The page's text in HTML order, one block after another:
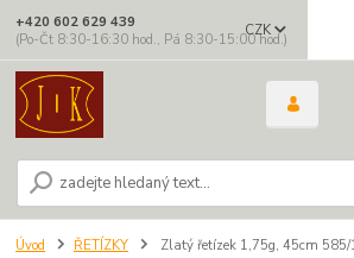
CZK
+420 602 629 439
(Po-Čt 8:30-16:30 hod., Pá 8:30-15:00 hod.)
Úvod ŘETÍZKY Zlatý řetízek 1,75g, 45cm